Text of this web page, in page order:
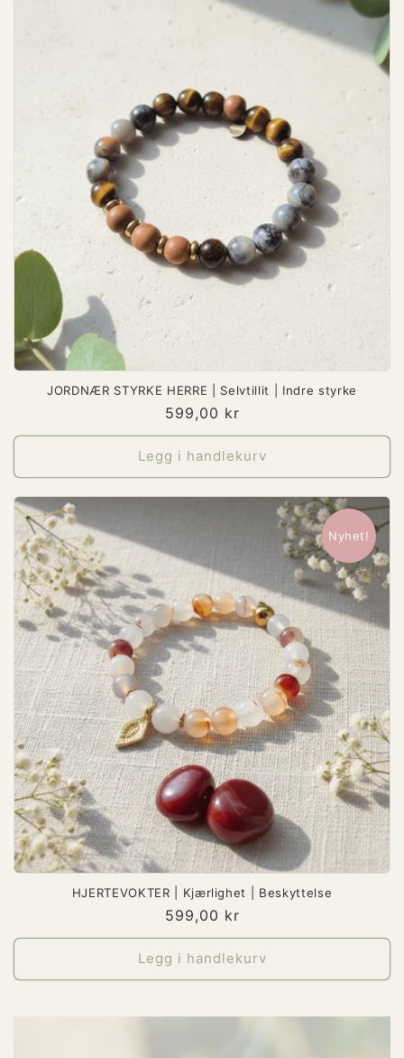
JORDNÆR STYRKE HERRE | Selvtillit | Indre styrke
Vanlig
pris
599,00 kr
Legg i handlekurv
Nyhet!
HJERTEVOKTER | Kjærlighet | Beskyttelse
Vanlig
pris
599,00 kr
Legg i handlekurv